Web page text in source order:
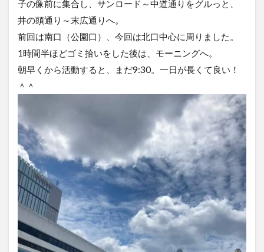
子の像前に集合し、サンロード～中道通りをグルっと、
井の頭通り～末広通りへ。
前回は南口（公園口）、今回は北口中心に周りました。
1時間半ほどゴミ拾いをした後は、モーニングへ。
朝早くから活動すると、まだ9:30。一日が長くて良い！
＾＾